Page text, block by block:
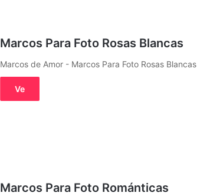
Marcos Para Foto Rosas Blancas
Marcos de Amor - Marcos Para Foto Rosas Blancas
Ve
Marcos Para Foto Románticas